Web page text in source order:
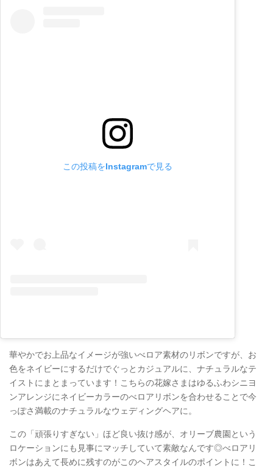
この投稿をInstagramで見る
華やかでお上品なイメージが強いべロア素材のリボンですが、お
色をネイビーにするだけでぐっとカジュアルに、ナチュラルなテ
イストにまとまっています！こちらの花嫁さまはゆるふわシニヨ
ンアレンジにネイビーカラーのべロアリボンを合わせることで今
っぽさ満載のナチュラルなウェディングヘアに。
この「頑張りすぎない」ほど良い抜け感が、オリーブ農園という
ロケーションにも見事にマッチしていて素敵なんです◎べロアリ
ボンはあえて長めに残すのがこのヘアスタイルのポイントに！こ